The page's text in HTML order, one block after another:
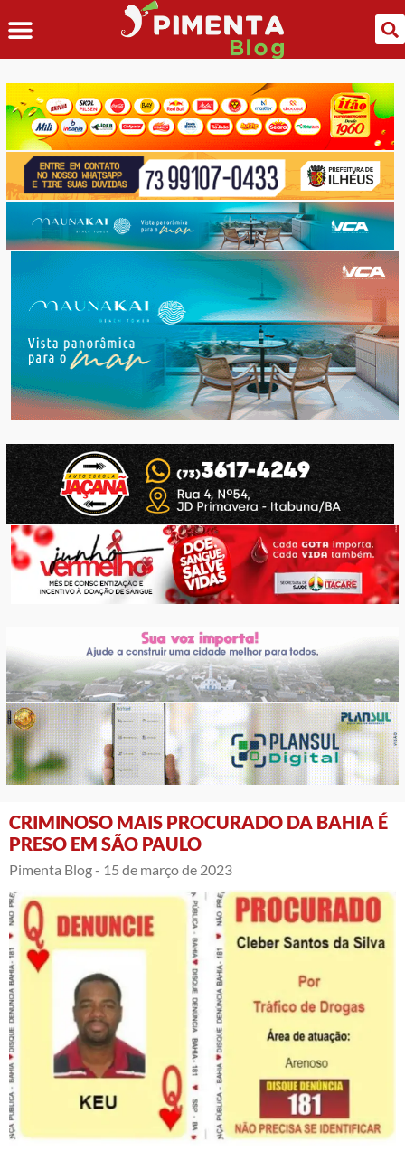
CRIMINOSO MAIS PROCURADO DA BAHIA É
PRESO EM SÃO PAULO
Pimenta Blog - 15 de março de 2023